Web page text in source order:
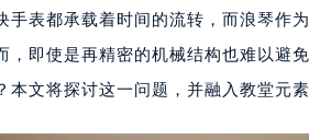
手表都承载着时间的流转，而浪琴作
，即使是再精密的机械结构也难以避
本文将探讨这一问题，并融入教堂元